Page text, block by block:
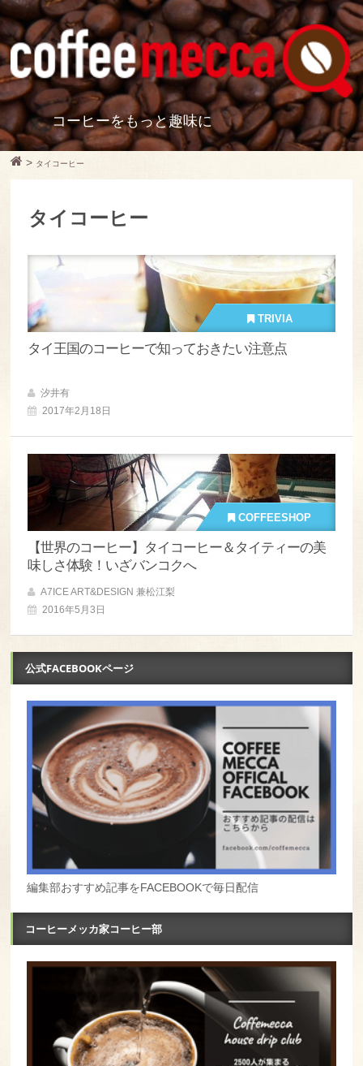
コーヒーをもっと趣味に
> タイコーヒー
タイコーヒー
TRIVIA
タイ王国のコーヒーで知っておきたい注意点
汐井有
2017年2月18日
COFFEESHOP
【世界のコーヒー】タイコーヒー＆タイティーの美
味しさ体験！いざバンコクへ
A7ICE ART&DESIGN 兼松江梨
2016年5月3日
公式FACEBOOKページ
編集部おすすめ記事をFACEBOOKで毎日配信
コーヒーメッカ家コーヒー部